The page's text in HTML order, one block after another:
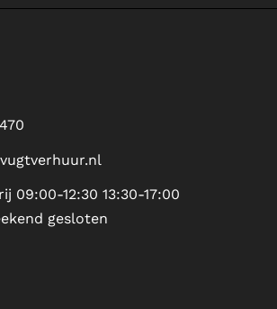
09:00-12:30 13:30-17:00
gesloten